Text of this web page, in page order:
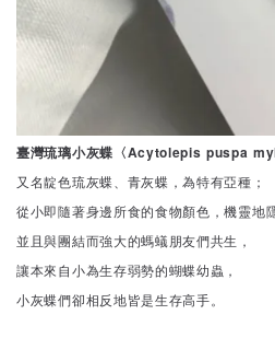
臺灣琉璃小灰蝶〈Acytolepis puspa
又名靛色琉灰蝶、青灰蝶，為特有亞種；
從小即隨著身邊所食的食物顏色，機靈地
並且與團結而強大的螞蟻朋友們共生，
讓本來自小為生存弱勢的蝴蝶幼蟲，
小灰蝶們卻相反地皆是生存高手。